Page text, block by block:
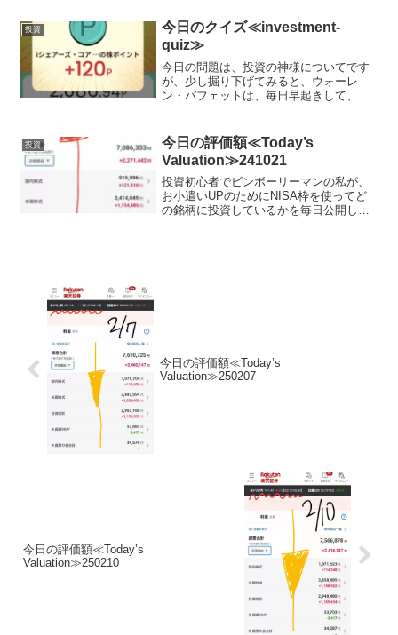
タンプ（市...
投資
今日のクイズ≪investment-
quiz≫
今日の問題は、投資の神様についてです
が、少し掘り下げてみると、ウォーレ
ン・バフェットは、毎日早起きして、朝
は、自分自身を「カーニバリスト」と呼
び、肉を好んで食べることを公...
投資
今日の評価額≪Today’s
Valuation≫241021
投資初心者でビンボーリーマンの私が、
お小遣いUPのためにNISA枠を使ってど
の銘柄に投資しているかを毎日公開して
今日の評価額≪Today’s
Valuation≫250207
今日の評価額≪Today’s
Valuation≫250210